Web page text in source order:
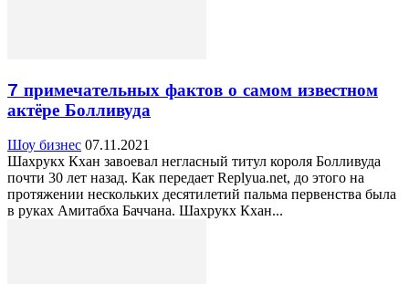
7 примечательных фактов о самом известном
актёре Болливуда
Шоу бизнес 07.11.2021
Шахрукх Кхан завоевал негласный титул короля Болливуда
почти 30 лет назад. Как передает Replyua.net, до этого на
протяжении нескольких десятилетий пальма первенства была
в руках Амитабха Баччана. Шахрукх Кхан...